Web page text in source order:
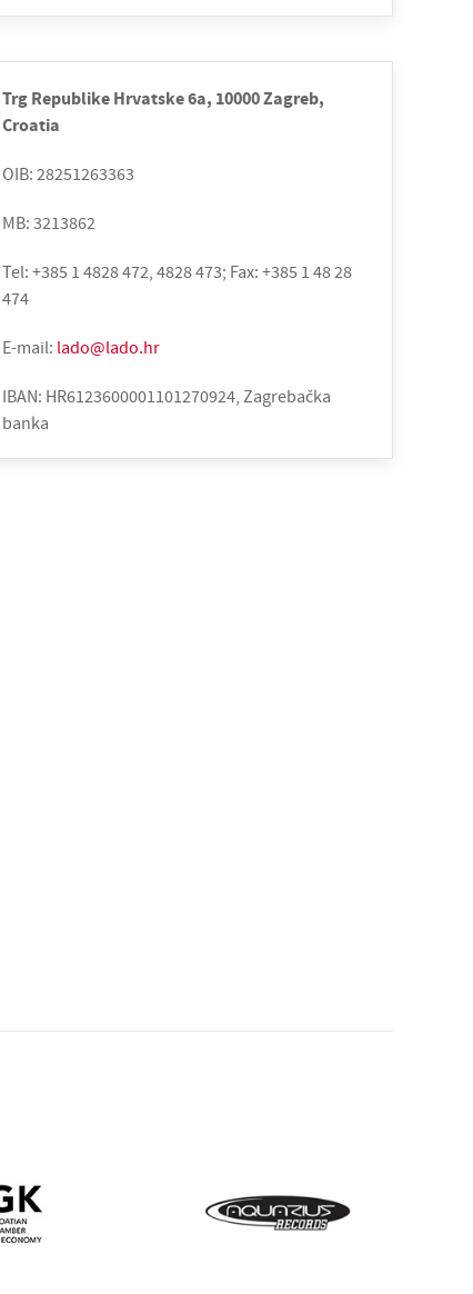
Trg Republike Hrvatske 6a, 10000 Zagreb,
Croatia
OIB: 28251263363
MB: 3213862
Tel: +385 1 4828 472, 4828 473; Fax: +385 1 48 28
474
E-mail: lado@lado.hr
IBAN: HR6123600001101270924, Zagrebačka
banka